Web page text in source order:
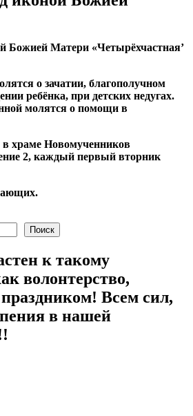
Божией Матери «Четырёхчастная’
о зачатии, благополучном
ребёнка, при детских недугах.
молятся о помощи в
храме Новомученников
2, каждый первый вторник
Поиск
к такому
волонтерство,
Всем сил,
в нашей